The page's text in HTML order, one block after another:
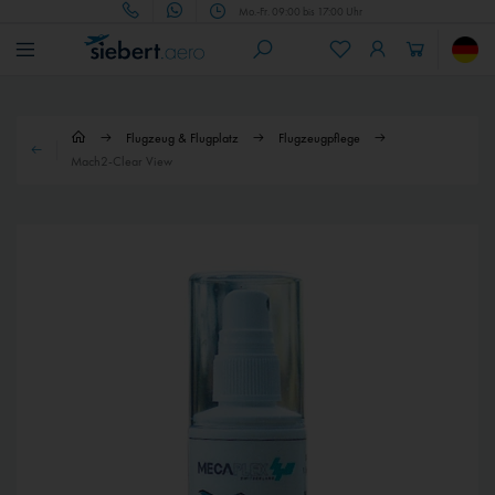
Mo.-Fr. 09:00 bis 17:00 Uhr
Flugzeug & Flugplatz
Flugzeugpflege
Mach2-Clear View